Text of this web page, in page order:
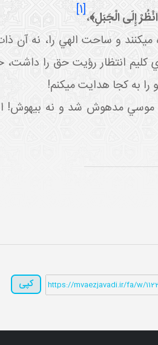
إِلَى الْجَبَلِ﴾،[1]
کنند و ساحت الهي را، نه آن
انتظار رؤيت حق را داشت،
را به کجا هدايت مي کنم!
موسي مدهوش شد و نه
کپی